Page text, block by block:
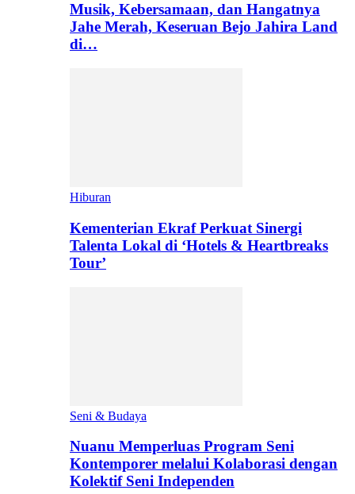
Musik, Kebersamaan, dan Hangatnya
Jahe Merah, Keseruan Bejo Jahira Land
di…
Hiburan
Kementerian Ekraf Perkuat Sinergi
Talenta Lokal di ‘Hotels & Heartbreaks
Tour’
Seni & Budaya
Nuanu Memperluas Program Seni
Kontemporer melalui Kolaborasi dengan
Kolektif Seni Independen